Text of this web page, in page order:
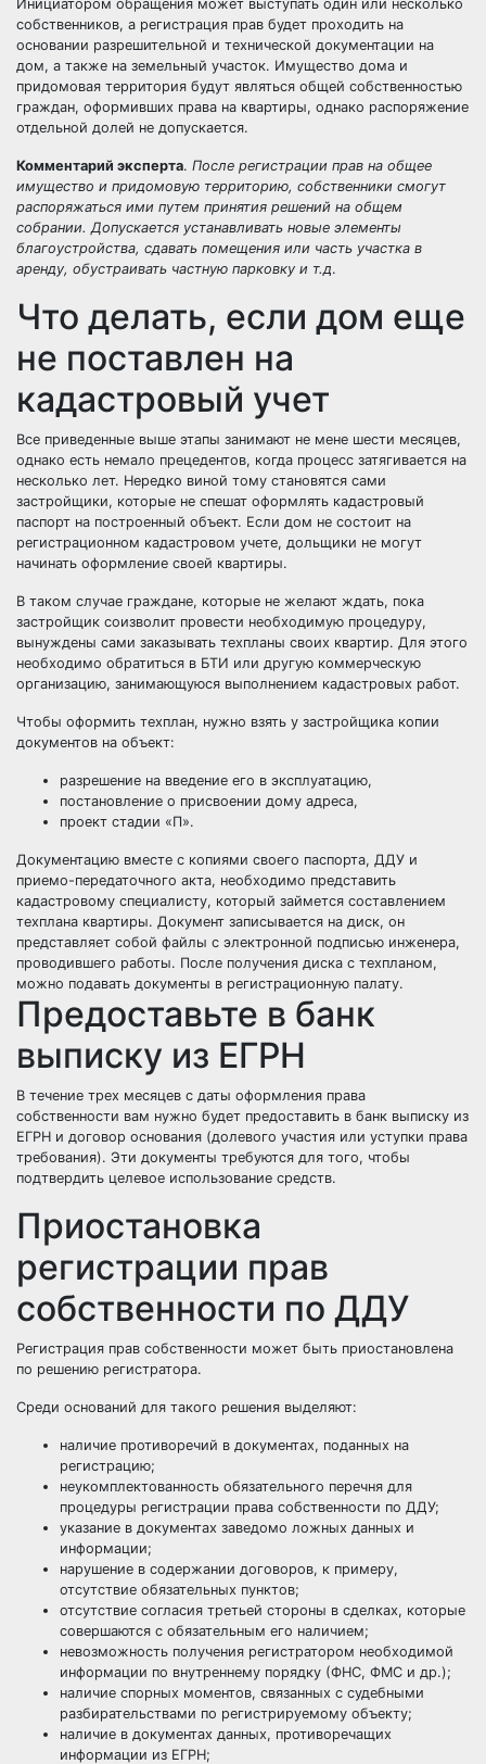
Инициатором обращения может выступать один или несколько
собственников, а регистрация прав будет проходить на
основании разрешительной и технической документации на
дом, а также на земельный участок. Имущество дома и
придомовая территория будут являться общей собственностью
граждан, оформивших права на квартиры, однако распоряжение
отдельной долей не допускается.
Комментарий эксперта. После регистрации прав на общее
имущество и придомовую территорию, собственники смогут
распоряжаться ими путем принятия решений на общем
собрании. Допускается устанавливать новые элементы
благоустройства, сдавать помещения или часть участка в
аренду, обустраивать частную парковку и т.д.
Что делать, если дом еще
не поставлен на
кадастровый учет
Все приведенные выше этапы занимают не мене шести месяцев,
однако есть немало прецедентов, когда процесс затягивается на
несколько лет. Нередко виной тому становятся сами
застройщики, которые не спешат оформлять кадастровый
паспорт на построенный объект. Если дом не состоит на
регистрационном кадастровом учете, дольщики не могут
начинать оформление своей квартиры.
В таком случае граждане, которые не желают ждать, пока
застройщик соизволит провести необходимую процедуру,
вынуждены сами заказывать техпланы своих квартир. Для этого
необходимо обратиться в БТИ или другую коммерческую
организацию, занимающуюся выполнением кадастровых работ.
Чтобы оформить техплан, нужно взять у застройщика копии
документов на объект:
разрешение на введение его в эксплуатацию,
постановление о присвоении дому адреса,
проект стадии «П».
Документацию вместе с копиями своего паспорта, ДДУ и
приемо-передаточного акта, необходимо представить
кадастровому специалисту, который займется составлением
техплана квартиры. Документ записывается на диск, он
представляет собой файлы с электронной подписью инженера,
проводившего работы. После получения диска с техпланом,
можно подавать документы в регистрационную палату.
Предоставьте в банк
выписку из ЕГРН
В течение трех месяцев с даты оформления права
собственности вам нужно будет предоставить в банк выписку из
ЕГРН и договор основания (долевого участия или уступки права
требования). Эти документы требуются для того, чтобы
подтвердить целевое использование средств.
Приостановка
регистрации прав
собственности по ДДУ
Регистрация прав собственности может быть приостановлена
по решению регистратора.
Среди оснований для такого решения выделяют:
наличие противоречий в документах, поданных на
регистрацию;
неукомплектованность обязательного перечня для
процедуры регистрации права собственности по ДДУ;
указание в документах заведомо ложных данных и
информации;
нарушение в содержании договоров, к примеру,
отсутствие обязательных пунктов;
отсутствие согласия третьей стороны в сделках, которые
совершаются с обязательным его наличием;
невозможность получения регистратором необходимой
информации по внутреннему порядку (ФНС, ФМС и др.);
наличие спорных моментов, связанных с судебными
разбирательствами по регистрируемому объекту;
наличие в документах данных, противоречащих
информации из ЕГРН;